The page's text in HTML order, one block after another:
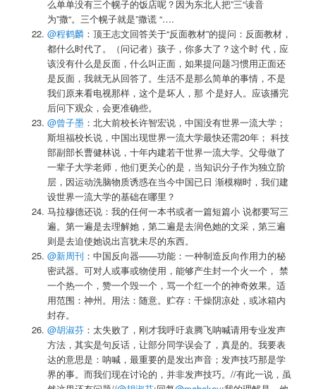
么单单没有三个幌子的饭店呢？因为东北人把”三“读音
为”撒“。三个幌子就是”撒谎 “….
@程鹤麟：顶王志文回答关于“反面教材”的提问：反面教材，
都什么时代了。（问记者）孩子，你多大了？这个时 代，应
该没有什么是反面，什么叫正面，如果提问题习惯用正面还
是反面，我就无从回答了。生活不是那么简单的事情，不是
我们原来看电视那样，这个是坏人，那 个是好人。应该播完
后问下观众，会更准确些。
@曾子墨：北大前校长许智宏说，中国没有世界一流大学；
斯坦福校长说，中国出现世界一流大学最快还需20年； 科技
部副部长曹健林说，十年内建若干世界一流大学。父母做了
一辈子大学老师，他们更关心的是，当知识分子作为独立阶
层，因运动洗脑物质诱惑在当今中国已日 渐模糊时，我们建
设世界一流大学的基础在哪里？
马拉穆德还说：我的任何一本书或者一篇短篇小 说都要写三
遍。第一遍是去理解她，第二遍是去润色她的文采，第三遍
则是去迫使她说出言犹未尽的东西。
@新周刊 ：中国反向器——功能：一种制造反向作用力的秘
密武器。可对人或事或物使用，能够产生封一个火一个， 禁
一个热一个，赞一个毁一个，骂一个红一个的神奇效果。适
用范围：神州。用法：随意。贮存：干燥阴凉处，或冰箱内
封存。
@胡淑芬：太失败了，刚才我呼吁袁腾飞呐喊请用专业发声
方法，其实是句反话，让部分同学误会了，真是的。我要表
达的意思是：呐喊，最重要的是发出声音；发声技巧那是学
界的事。而我们现在讨论的，并非发声技巧。//有此一说，虽